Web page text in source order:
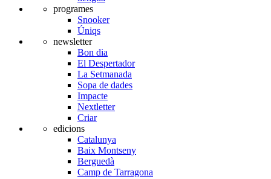
programes
Snooker
Úniqs
newsletter
Bon dia
El Despertador
La Setmanada
Sopa de dades
Impacte
Nextletter
Criar
edicions
Catalunya
Baix Montseny
Berguedà
Camp de Tarragona